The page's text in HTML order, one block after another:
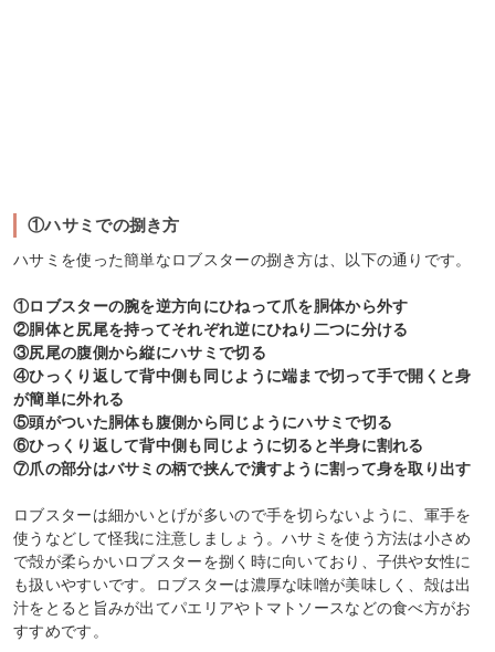
①ハサミでの捌き方
ハサミを使った簡単なロブスターの捌き方は、以下の通りです。
①ロブスターの腕を逆方向にひねって爪を胴体から外す
②胴体と尻尾を持ってそれぞれ逆にひねり二つに分ける
③尻尾の腹側から縦にハサミで切る
④ひっくり返して背中側も同じように端まで切って手で開くと身
が簡単に外れる
⑤頭がついた胴体も腹側から同じようにハサミで切る
⑥ひっくり返して背中側も同じように切ると半身に割れる
⑦爪の部分はバサミの柄で挟んで潰すように割って身を取り出す
ロブスターは細かいとげが多いので手を切らないように、軍手を
使うなどして怪我に注意しましょう。ハサミを使う方法は小さめ
で殻が柔らかいロブスターを捌く時に向いており、子供や女性に
も扱いやすいです。ロブスターは濃厚な味噌が美味しく、殻は出
汁をとると旨みが出てパエリアやトマトソースなどの食べ方がお
すすめです。